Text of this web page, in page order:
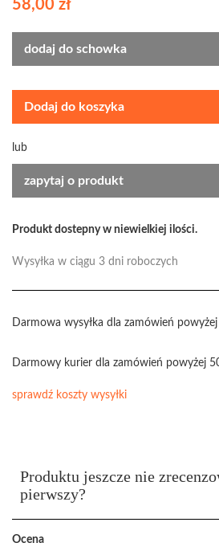
58,00 zł
dodaj do schowka
Dodaj do koszyka
lub
zapytaj o produkt
Produkt dostepny w niewielkiej ilości.
Wysyłka w ciągu 3 dni roboczych
Darmowa wysyłka dla zamówień powyżej
Darmowy kurier dla zamówień powyżej
sprawdź koszty wysyłki
Produktu jeszcze nie
pierwszy?
Ocena